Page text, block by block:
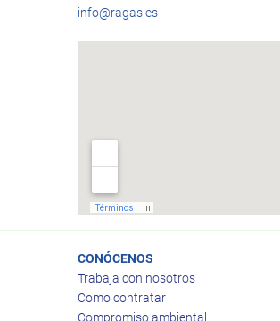
info@ragas.es
CONÓCENOS
Trabaja con nosotros
Como contratar
Compromiso ambiental